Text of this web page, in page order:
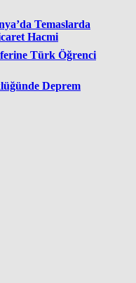
Temaslarda
Hacmi
Türk Öğrenci
Deprem